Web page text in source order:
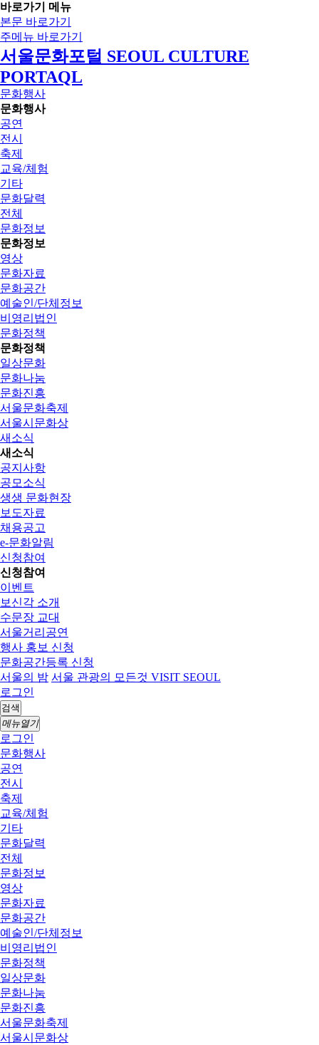
바로가기 메뉴
본문 바로가기
주메뉴 바로가기
서울문화포털 SEOUL CULTURE
PORTAQL
문화행사
문화행사
공연
전시
축제
교육/체험
기타
문화달력
전체
문화정보
문화정보
영상
문화자료
문화공간
예술인/단체정보
비영리법인
문화정책
문화정책
일상문화
문화나눔
문화진흥
서울문화축제
서울시문화상
새소식
새소식
공지사항
공모소식
생생 문화현장
보도자료
채용공고
e-문화알림
신청참여
신청참여
이벤트
보신각 소개
수문장 교대
서울거리공연
행사 홍보 신청
문화공간등록 신청
서울의 밤 서울 관광의 모든것 VISIT SEOUL
로그인
검색
메뉴열기
로그인
문화행사
공연
전시
축제
교육/체험
기타
문화달력
전체
문화정보
영상
문화자료
문화공간
예술인/단체정보
비영리법인
문화정책
일상문화
문화나눔
문화진흥
서울문화축제
서울시문화상